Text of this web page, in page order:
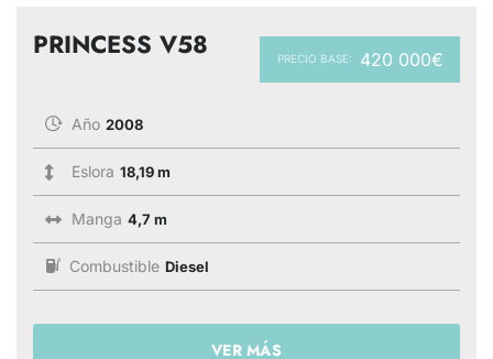
PRECIO BASE: 420 000€
PRINCESS V58
Año 2008
Eslora 18,19 m
Manga 4,7 m
Combustible Diesel
VER MÁS